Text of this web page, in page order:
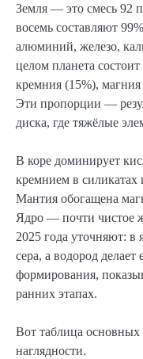
Земля — это смесь 92
восемь составляют
алюминий, железо,
целом планета
кремния (15%),
Эти пропорции —
диска, где тяжёлые
В коре доминирует
кремнием в
Мантия обогащена
Ядро — почти чистое
2025 года уточняют: в
сера, а водород
формирования,
ранних этапах.
Вот таблица основных
наглядности.